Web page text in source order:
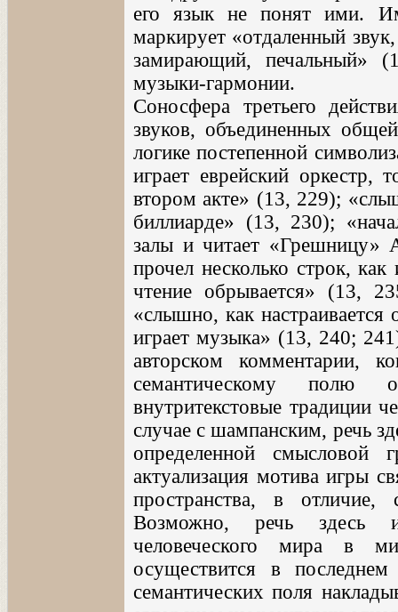
его язык не понят ими.
маркирует «отдаленный
замирающий, печальный»
музыки-гармонии.
Соносфера третьего
звуков, объединенных
логике постепенной
играет еврейский
втором акте» (13, 229);
биллиарде» (13, 230);
залы и читает «Грешницу»
прочел несколько строк,
чтение обрывается» (13,
«слышно, как
играет музыка» (13, 240;
авторском комментарии,
семантическому полю
внутритекстовые традиции
случае с шампанским, речь
определенной
актуализация мотива игры
пространства, в
Возможно, речь здесь
человеческого мира в
осуществится в
семантических поля